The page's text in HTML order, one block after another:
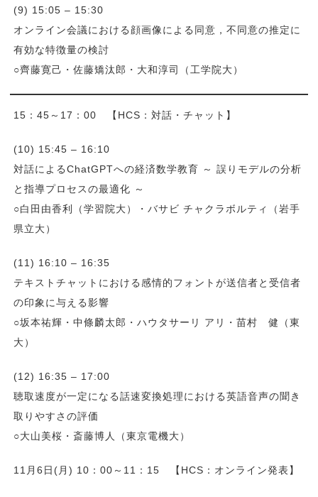
(9) 15:05 – 15:30
オンライン会議における顔画像による同意，不同意の推定に
有効な特徴量の検討
○齊藤寛己・佐藤矯汰郎・大和淳司（工学院大）
15：45～17：00 【HCS：対話・チャット】
(10) 15:45 – 16:10
対話によるChatGPTへの経済数学教育 ～ 誤りモデルの分析
と指導プロセスの最適化 ～
○白田由香利（学習院大）・バサビ チャクラボルティ（岩手
県立大）
(11) 16:10 – 16:35
テキストチャットにおける感情的フォントが送信者と受信者
の印象に与える影響
○坂本祐輝・中條麟太郎・ハウタサーリ アリ・苗村 健（東
大）
(12) 16:35 – 17:00
聴取速度が一定になる話速変換処理における英語音声の聞き
取りやすさの評価
○大山美桜・斎藤博人（東京電機大）
11月6日(月) 10：00～11：15 【HCS：オンライン発表】